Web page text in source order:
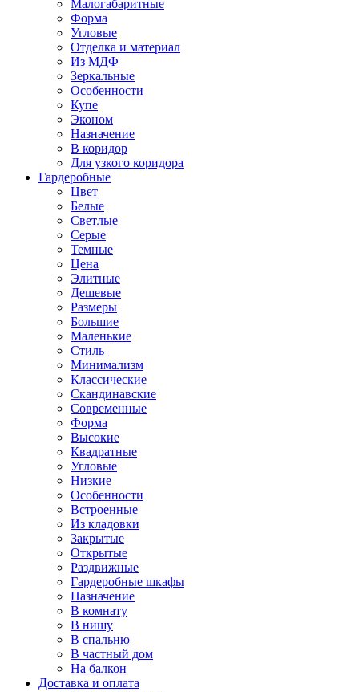
Малогабаритные
Форма
Угловые
Отделка и материал
Из МДФ
Зеркальные
Особенности
Купе
Эконом
Назначение
В коридор
Для узкого коридора
Гардеробные
Цвет
Белые
Светлые
Серые
Темные
Цена
Элитные
Дешевые
Размеры
Большие
Маленькие
Стиль
Минимализм
Классические
Скандинавские
Современные
Форма
Высокие
Квадратные
Угловые
Низкие
Особенности
Встроенные
Из кладовки
Закрытые
Открытые
Раздвижные
Гардеробные шкафы
Назначение
В комнату
В нишу
В спальню
В частный дом
На балкон
Доставка и оплата